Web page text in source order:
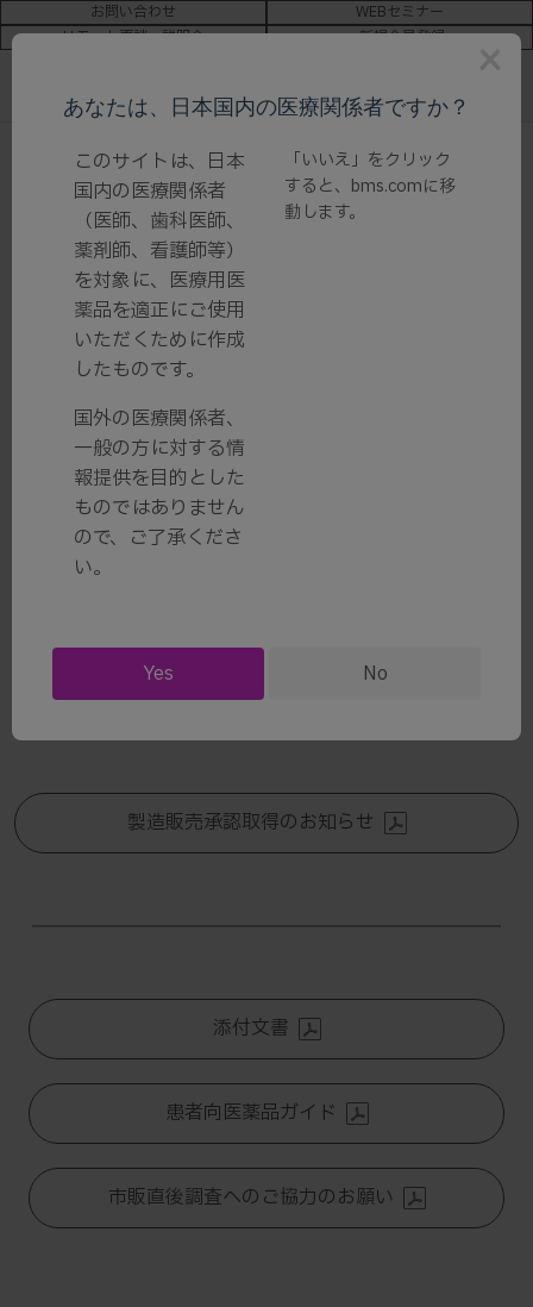
お問い合わせ
WEBセミナー
リモート面談・説明会
新規会員登録
お知らせ/ ゼポジアカプセルスターターパック/0.92mgの
「製造販売承認取得のお知らせ」、「添付文書」、「患者向け医薬
品ガイド」、「市販直後調査へのご協力のお願い」を追加しました
ゼポジアカプセルスターターパッ
ク/0.92mgの「製造販売承認取得の
お知らせ」、「添付文書」、「患者向
け医薬品ガイド」、「市販直後調査
へのご協力のお願い」を追加しまし
2024.12.27 重要なお知らせ
ク/0.92mgの製造販売承認取得のお知ら
製造販売承認取得のお知らせ
添付文書
患者向医薬品ガイド
市販直後調査へのご協力のお願い
あなたは、日本国内の医療関係者ですか？
このサイトは、日本
国内の医療関係者
（医師、歯科医師、
薬剤師、看護師等）
を対象に、医療用医
薬品を適正にご使用
いただくために作成
したものです。
国外の医療関係者、
一般の方に対する情
報提供を目的とした
ものではありません
ので、ご了承くださ
い。
「いいえ」をクリック
すると、 bms.comに移
動します。
Yes No